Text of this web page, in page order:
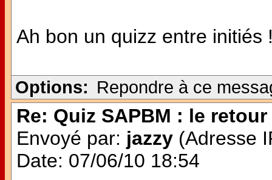
Ah bon un quizz entre initiés
Options: Repondre à ce
Re: Quiz SAPBM : le retour
Envoyé par: jazzy (Adresse
Date: 07/06/10 18:54